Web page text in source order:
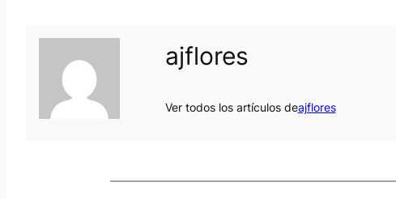
ajflores
Ver todos los artículos deajflores